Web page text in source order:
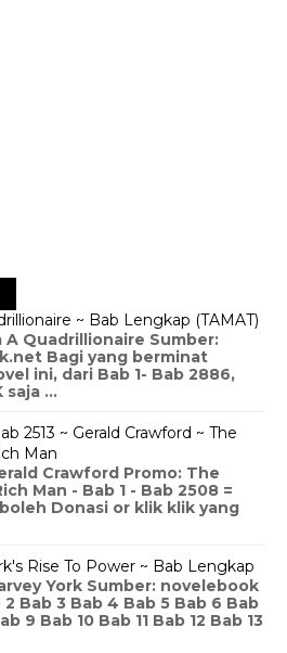
~ Bab Lengkap (TAMAT)
A Quadrillionaire Sumber:
Bagi yang berminat
ini, dari Bab 1- Bab 2886,
saja ...
2513 ~ Gerald Crawford ~ The
Man
Crawford Promo: The
Man - Bab 1 - Bab 2508 =
Donasi or klik klik yang
Rise To Power ~ Bab Lengkap
York Sumber: novelebook
2 Bab 3 Bab 4 Bab 5 Bab 6 Bab
9 Bab 10 Bab 11 Bab 12 Bab 13